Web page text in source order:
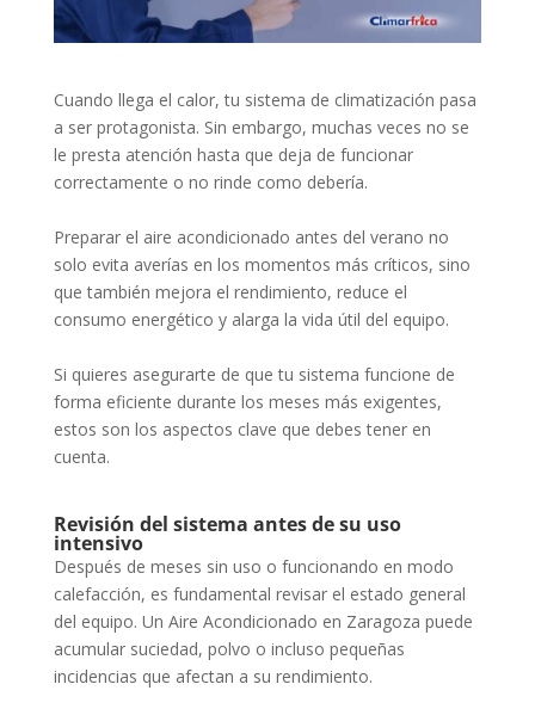
Cuando llega el calor, tu sistema de climatización pasa
a ser protagonista. Sin embargo, muchas veces no se
le presta atención hasta que deja de funcionar
correctamente o no rinde como debería.
Preparar el aire acondicionado antes del verano no
solo evita averías en los momentos más críticos, sino
que también mejora el rendimiento, reduce el
consumo energético y alarga la vida útil del equipo.
Si quieres asegurarte de que tu sistema funcione de
forma eficiente durante los meses más exigentes,
estos son los aspectos clave que debes tener en
cuenta.
Revisión del sistema antes de su uso
intensivo
Después de meses sin uso o funcionando en modo
calefacción, es fundamental revisar el estado general
del equipo. Un Aire Acondicionado en Zaragoza puede
acumular suciedad, polvo o incluso pequeñas
incidencias que afectan a su rendimiento.